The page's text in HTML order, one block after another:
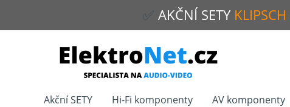
✅ AKČNÍ SETY KLIPSCH
Akční SETY Hi-Fi komponenty AV komponenty